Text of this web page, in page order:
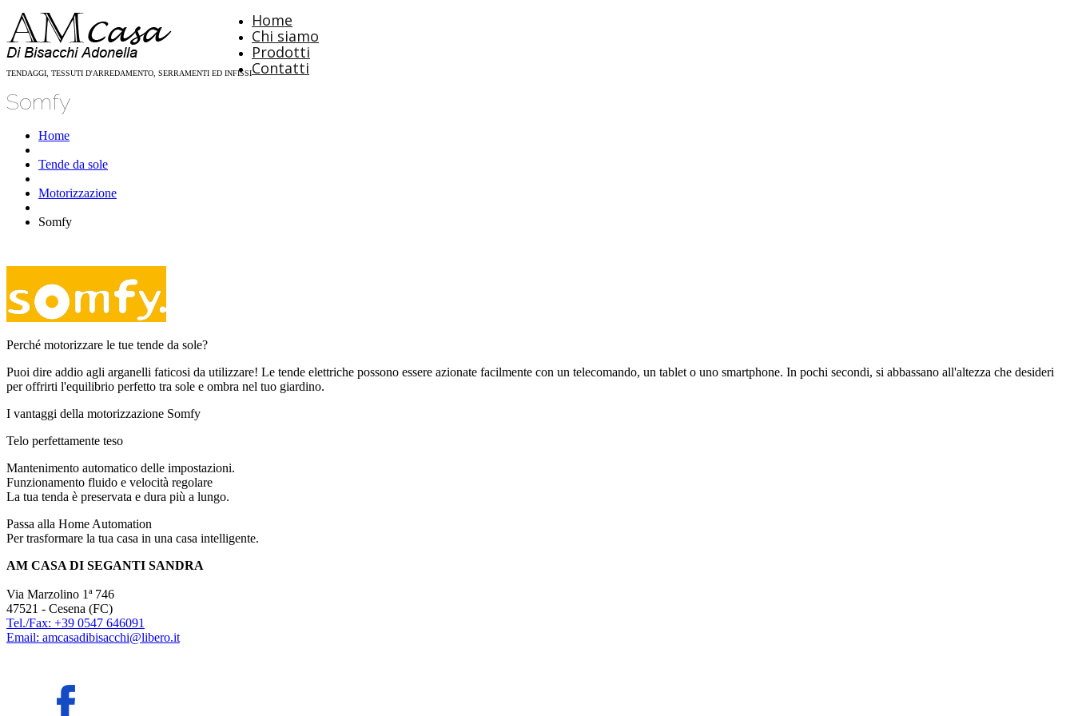
TENDAGGI, TESSUTI D'ARREDAMENTO, SERRAMENTI ED INFISSI
Home
Chi siamo
Prodotti
Contatti
Somfy
Home
Tende da sole
Motorizzazione
Somfy
Perché motorizzare le tue tende da sole?
Puoi dire addio agli arganelli faticosi da utilizzare! Le tende elettriche possono essere azionate facilmente con un telecomando, un tablet o uno smartphone. In pochi secondi, si abbassano all'altezza che desideri
per offrirti l'equilibrio perfetto tra sole e ombra nel tuo giardino.
I vantaggi della motorizzazione Somfy
Telo perfettamente teso
Mantenimento automatico delle impostazioni.
Funzionamento fluido e velocità regolare
La tua tenda è preservata e dura più a lungo.
Passa alla Home Automation
Per trasformare la tua casa in una casa intelligente.
AM CASA DI SEGANTI SANDRA
Via Marzolino 1ª 746
47521 - Cesena (FC)
Tel./Fax: +39 0547 646091
Email: amcasadibisacchi@libero.it